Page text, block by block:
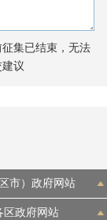
市）政府网站
区政府网站